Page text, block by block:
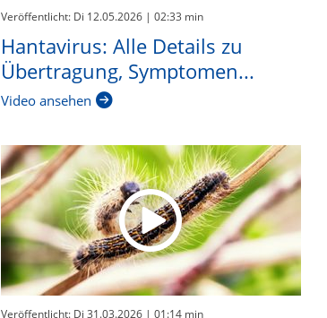
Veröffentlicht: Di 12.05.2026| 02:33 min
Hantavirus: Alle Details zu
Übertragung, Symptomen...
Video ansehen
Veröffentlicht: Di 31.03.2026| 01:14 min